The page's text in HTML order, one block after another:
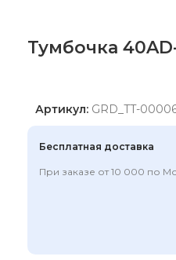
Тумбочка
Артикул: GRD_TT-
Бесплатная доставка
При заказе от 10 000 по